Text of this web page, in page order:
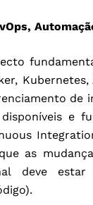
de
e
as
deve